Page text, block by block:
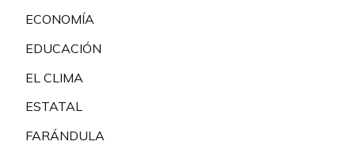
ECONOMÍA
EDUCACIÓN
EL CLIMA
ESTATAL
FARÁNDULA